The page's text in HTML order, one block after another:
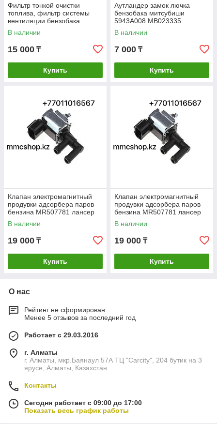
Фильтр тонкой очистки
топлива, фильтр системы
вентиляции бензобака
Outlander, Lancer Аутландер
Лансер
В наличии
15 000 ₸
Купить
Аутландер замок лючка
бензобака митсубиши
5943A008 MB023335
MB023095 MN105404
MR303200 запчасти
В наличии
7 000 ₸
Купить
Клапан электромагнитный
продувки адсорбера паров
бензина MR507781 лансер
аутландер митсубиси
mitsubishi lancer outlander
В наличии
19 000 ₸
Купить
Клапан электромагнитный
продувки адсорбера паров
бензина MR507781 лансер
аутландер митсубиси
mitsubishi lancer outlander
В наличии
19 000 ₸
Купить
О нас
Рейтинг не сформирован
Менее 5 отзывов за последний год
Работает с 29.03.2016
г. Алматы
г. Алматы, мкр.Баянаул 57А ТЦ "Carcity", 204 бутик на 3
ярусе, Алматы, Казахстан
Контакты
Сегодня работает с 09:00 до 17:00
Показать весь график работы